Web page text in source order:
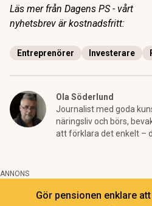
Läs mer från Dagens PS - vårt
nyhetsbrev är kostnadsfritt:
Entreprenörer Investerare
Ola Söderlund
Journalist med goda
näringsliv och börs,
att förklara det enkelt –
ANNONS
Gör pensionen enklare